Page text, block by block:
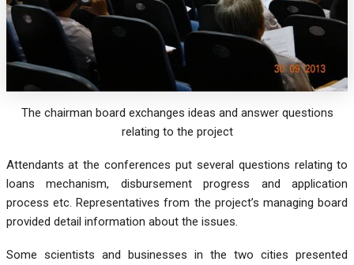
The chairman board exchanges ideas and answer questions
relating to the project
Attendants at the conferences put several questions relating to
loans mechanism, disbursement progress and application
process etc. Representatives from the project’s managing board
provided detail information about the issues.
Some scientists and businesses in the two cities presented